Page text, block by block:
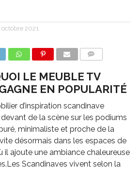
octobre 2021
LE MEUBLE TV
EN POPULARITÉ
d’inspiration scandinave
de la scène sur les podiums
minimaliste et proche de la
désormais dans les espaces de
il ajoute une ambiance chaleureuse
Scandinaves vivent selon la